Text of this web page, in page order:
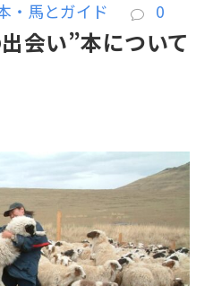
・馬とガイド 0
会い”本について